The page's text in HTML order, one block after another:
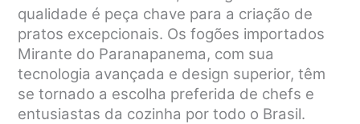
qualidade é peça chave para a criação de
pratos excepcionais. Os fogões importados
Mirante do Paranapanema, com sua
tecnologia avançada e design superior, têm
se tornado a escolha preferida de chefs e
entusiastas da cozinha por todo o Brasil.